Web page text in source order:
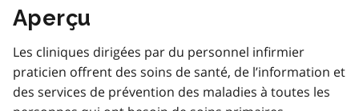
Aperçu
Les cliniques dirigées par du personnel infirmier
praticien offrent des soins de santé, de l’information et
des services de prévention des maladies à toutes les